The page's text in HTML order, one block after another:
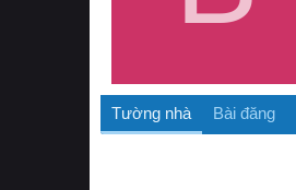
Tường nhà Bài đăng